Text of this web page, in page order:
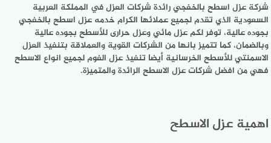
شركة عزل اسطح بالخفجي رائدة شركات العزل في المملكة العربية
السعودية الذي تقدم لجميع عملائها الكرام خدمه عزل اسطح بالخفجي
بجوده عالية، توفر لكم عزل مائي وعزل حرارى للأسطح بجوده عالية
وبالضمان، كما تتميز بانها من الشركات القوية والعملاقة بتنفيذ العزل
الاسمنتي للأسطح الخرسانية أيضا تنفيذ عزل الفوم لجميع انواع الاسطح
فهي من افضل شركات عزل الاسطح الرائدة والمتميزة.
اهمية عزل الاسطح